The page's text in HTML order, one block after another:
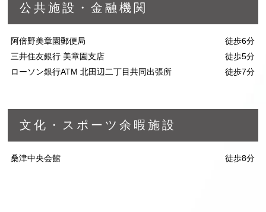
公共施設・金融機関
阿倍野美章園郵便局
徒歩6分
三井住友銀行 美章園支店
徒歩5分
ローソン銀行ATM 北田辺二丁目共同出張所
徒歩7分
文化・スポーツ余暇施設
桑津中央会館 徒歩8分